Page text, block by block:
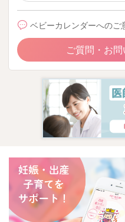
ベビーカレンダーへのご
ご質問・お